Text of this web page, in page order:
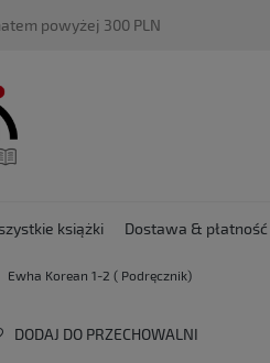
powyżej 300 PLN
książki Dostawa & płatność
Ewha Korean 1-2 ( Podręcznik)
DODAJ DO PRZECHOWALNI